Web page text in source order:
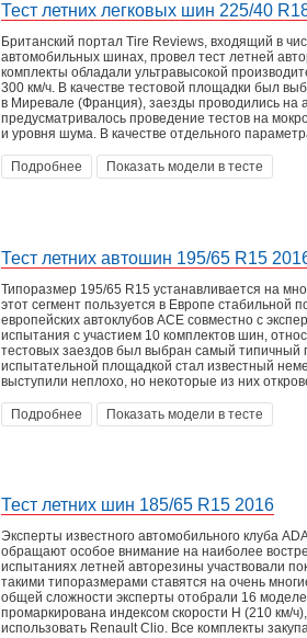
Тест летних легковых шин 225/40
Британский портал Tire Reviews, входящий в
автомобильных шинах, провел тест летней
комплекты обладали ультравысокой
300 км/ч. В качестве тестовой площадки был
в Миревале (Франция), заезды проводились на
предусматривалось проведение тестов на
и уровня шума. В качестве отдельного
Подробнее Показать модели в тесте
Тест летних автошин 195/65 R15
Типоразмер 195/65 R15 устанавливается на
этот сегмент пользуется в Европе стабильной
европейских автоклубов АСЕ совместно с
испытания с участием 10 комплектов шин,
тестовых заездов был выбран самый типичный
испытательной площадкой стал известный
выступили неплохо, но некоторые из них
Подробнее Показать модели в тесте
Тест летних шин 185/65 R15 2016
Эксперты известного автомобильного клуба
обращают особое внимание на наиболее
испытаниях летней авторезины участвовали
такими типоразмерами ставятся на очень
общей сложности эксперты отобрали 16
промаркирована индексом скорости Н (210 км/
использовать Renault Clio. Все комплекты